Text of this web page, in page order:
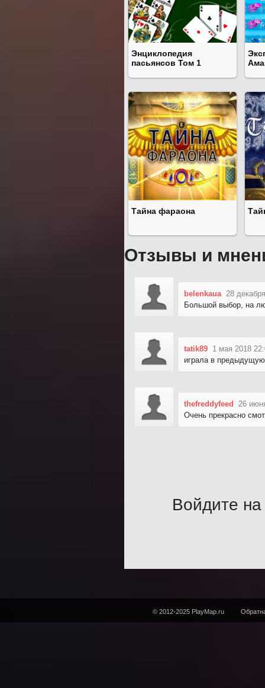
Энциклопедия
пасьянсов Том 1
Тайна фараона
Отзывы и
belenkaua 28
Большой выбор, на
tatik89 1 мая 2018
играла в
thefreddyfeed
26
Очень прекрасно
Войдите на
© 2012-2025 PlayMap.ru